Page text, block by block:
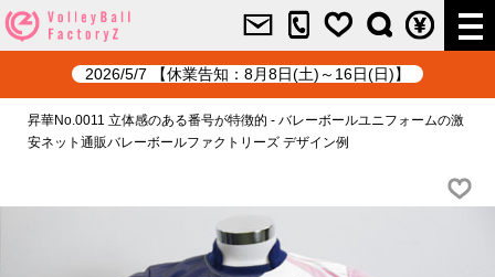
2026/5/7 【休業告知：8月8日(土)～16日(日)】
昇華No.0011 立体感のある番号が特徴的 - バレーボールユニフォームの激
安ネット通販バレーボールファクトリーズ デザイン例